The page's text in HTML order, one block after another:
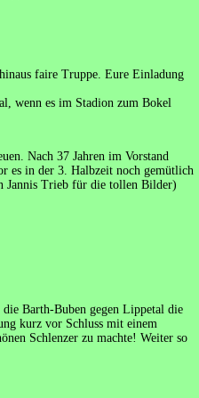
faire Truppe. Eure Einladung
wenn es im Stadion zum Bokel
Nach 37 Jahren im Vorstand
es in der 3. Halbzeit noch gemütlich
Jannis Trieb für die tollen Bilder)
Barth-Buben gegen Lippetal die
kurz vor Schluss mit einem
Schlenzer zu machte! Weiter so